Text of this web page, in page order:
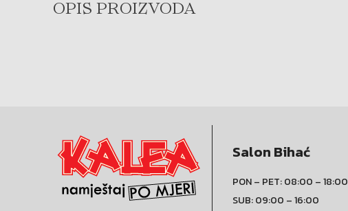
OPIS PROIZVODA
Salon Bihać
PON – PET: 08:00 – 18:00
SUB: 09:00 – 16:00